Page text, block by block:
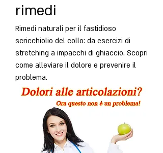
rimedi
Rimedi naturali per il fastidioso
scricchiolio del collo: da esercizi di
stretching a impacchi di ghiaccio. Scopri
come alleviare il dolore e prevenire il
problema.